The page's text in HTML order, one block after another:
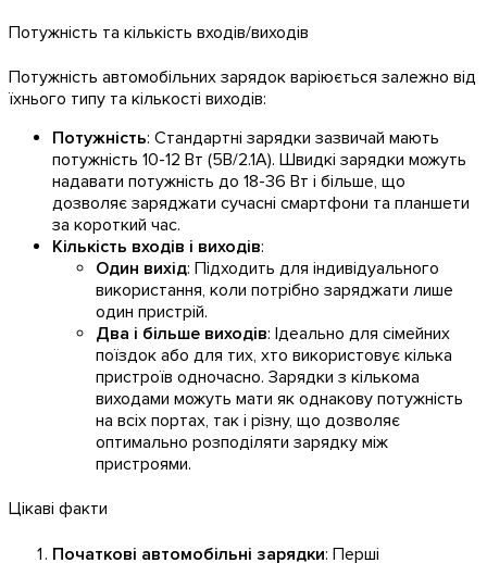
Потужність та кількість входів/виходів
Потужність автомобільних зарядок варіюється залежно від
їхнього типу та кількості виходів:
Потужність: Стандартні зарядки зазвичай мають
потужність 10-12 Вт (5В/2.1А). Швидкі зарядки можуть
надавати потужність до 18-36 Вт і більше, що
дозволяє заряджати сучасні смартфони та планшети
за короткий час.
Кількість входів і виходів:
Один вихід: Підходить для індивідуального
використання, коли потрібно заряджати лише
один пристрій.
Два і більше виходів: Ідеально для сімейних
поїздок або для тих, хто використовує кілька
пристроїв одночасно. Зарядки з кількома
виходами можуть мати як однакову потужність
на всіх портах, так і різну, що дозволяє
оптимально розподіляти зарядку між
пристроями.
Цікаві факти
Початкові автомобільні зарядки: Перші